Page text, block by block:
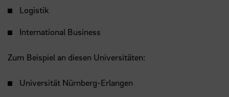
Logistik
International Business
Zum Beispiel an diesen Universitäten:
Universität Nürnberg-Erlangen